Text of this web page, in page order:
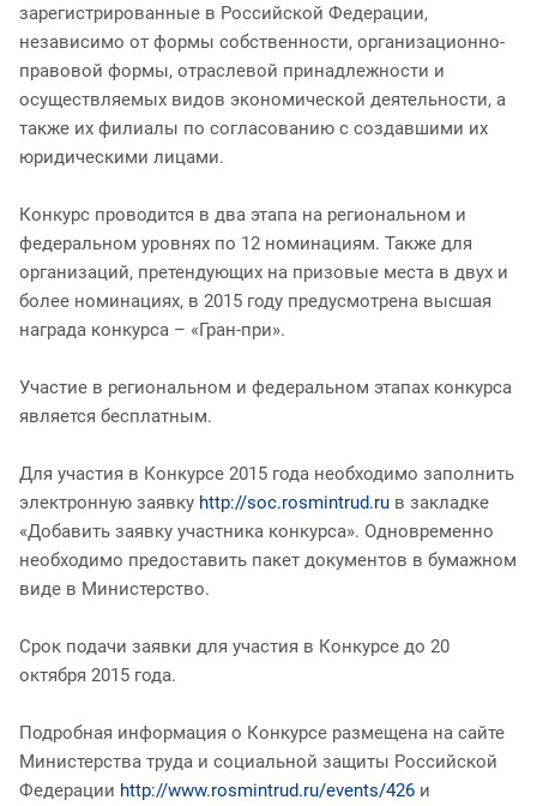
зарегистрированные в Российской Федерации,
независимо от формы собственности, организационно-
правовой формы, отраслевой принадлежности и
осуществляемых видов экономической деятельности, а
также их филиалы по согласованию с создавшими их
юридическими лицами.
Конкурс проводится в два этапа на региональном и
федеральном уровнях по 12 номинациям. Также для
организаций, претендующих на призовые места в двух и
более номинациях, в 2015 году предусмотрена высшая
награда конкурса – «Гран-при».
Участие в региональном и федеральном этапах конкурса
является бесплатным.
Для участия в Конкурсе 2015 года необходимо заполнить
электронную заявку http://soc.rosmintrud.ru в закладке
«Добавить заявку участника конкурса». Одновременно
необходимо предоставить пакет документов в бумажном
виде в Министерство.
Срок подачи заявки для участия в Конкурсе до 20
октября 2015 года.
Подробная информация о Конкурсе размещена на сайте
Министерства труда и социальной защиты Российской
Федерации http://www.rosmintrud.ru/events/426 и